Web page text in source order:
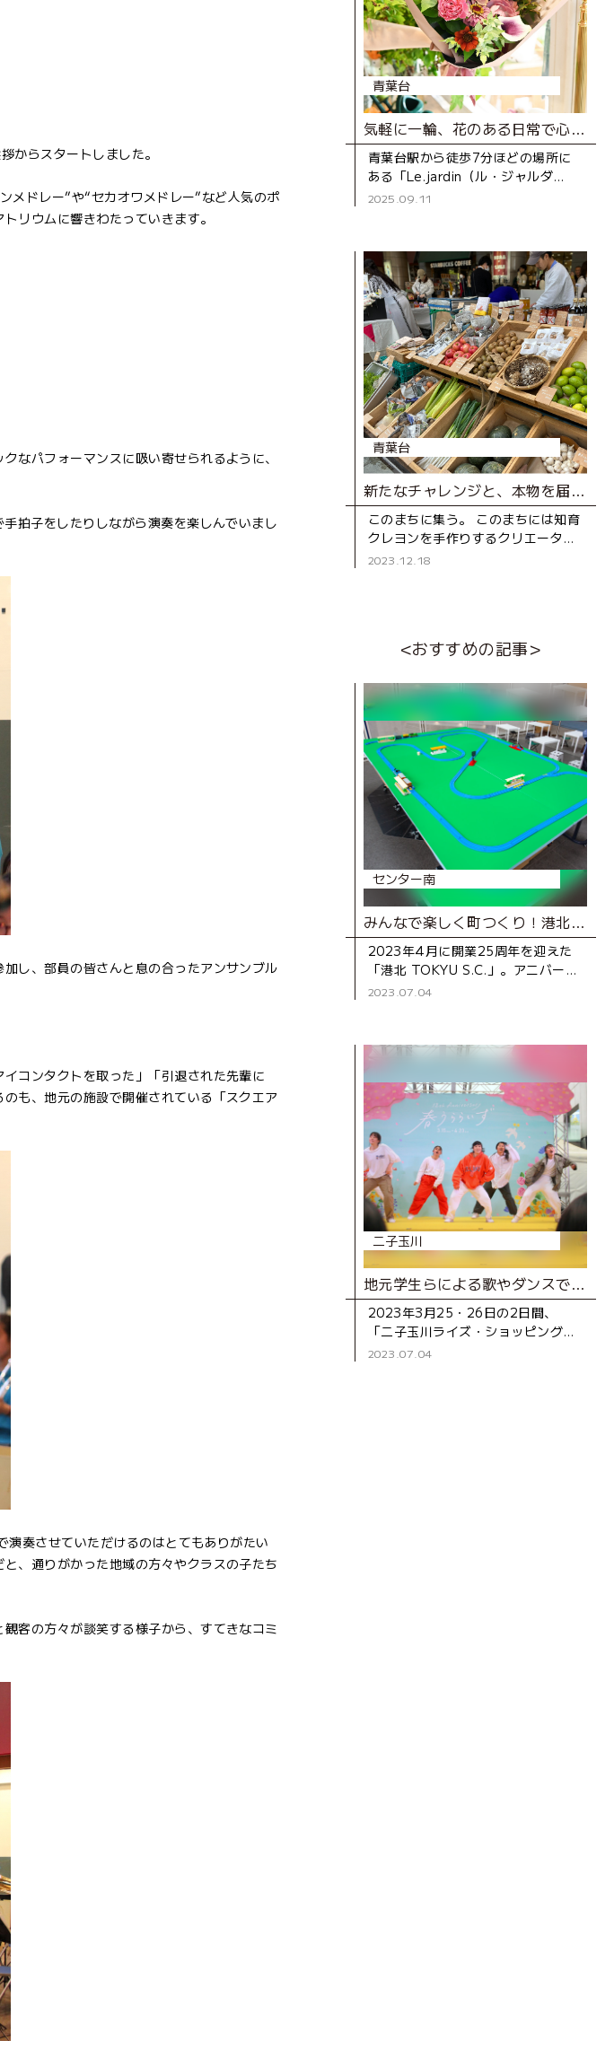
からスタートしました。
メドレー”や“セカオワメドレー”など人気のポ
リウムに響きわたっていきます。
なパフォーマンスに吸い寄せられるように、
拍子をしたりしながら演奏を楽しんでいまし
し、部員の皆さんと息の合ったアンサンブル
コンタクトを取った」「引退された先輩に
も、地元の施設で開催されている「スクエア
奏させていただけるのはとてもありがたい
、通りがかった地域の方々やクラスの子たち
客の方々が談笑する様子から、すてきなコミ
青葉台
気軽に一輪、花のある日常で心豊かに
青葉台駅から徒歩7分ほどの場所に
ある「Le.jardin（ル・ジャルダ
ン）」は、2022年にオープンした
2025.09.11
青葉台
新たなチャレンジと、本物を届けたい！「FIND LOCAL 青葉台」レポート
このまちに集う。 このまちには知育
クレヨンを手作りするクリエーター
がいます。 素材にこだわったケーキ
2023.12.18
<おすすめの記事>
センター南
みんなで楽しく町つくり！港北 TOKYU S.C.25周年記念イベント「ぼくとわたしの町つくり」レポート
2023年4月に開業25周年を迎えた
「港北 TOKYU S.C.」。アニバーサ
リーイベントの一環としてワークシ
2023.07.04
二子玉川
地元学生らによる歌やダンスで12周年を祝福！二子玉川ライズ・ショッピングセンター「春うららいぶ！」レポート
2023年3月25・26日の2日間、
「二子玉川ライズ・ショッピングセ
ンター」の開業12周年記念イベント
2023.07.04